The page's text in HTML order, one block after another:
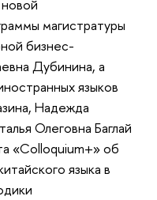
магистратуры
бизнес-
Дубинина, а
языков
Надежда
Олеговна Баглай
«Colloquium+» об
языка в